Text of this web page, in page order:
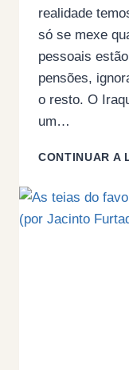
realidade
só se mexe
pessoais
pensões,
o resto. O
um…
CONTINUAR A